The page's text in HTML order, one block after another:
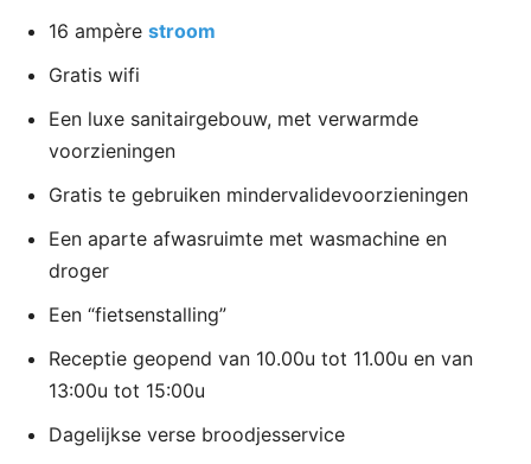
16 ampère stroom
Gratis wifi
Een luxe sanitairgebouw, met verwarmde
voorzieningen
Gratis te gebruiken mindervalidevoorzieningen
Een aparte afwasruimte met wasmachine en
droger
Een “fietsenstalling”
Receptie geopend van 10.00u tot 11.00u en van
13:00u tot 15:00u
Dagelijkse verse broodjesservice